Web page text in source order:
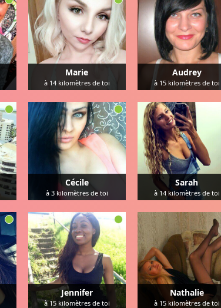
Marie
à 14kilomètres de toi
Audrey
à 15kilomètres de toi
Cécile
à 3kilomètres de toi
Sarah
à 14kilomètres de toi
Jennifer
à15kilomètres de toi
Nathalie
à 15kilomètres de toi